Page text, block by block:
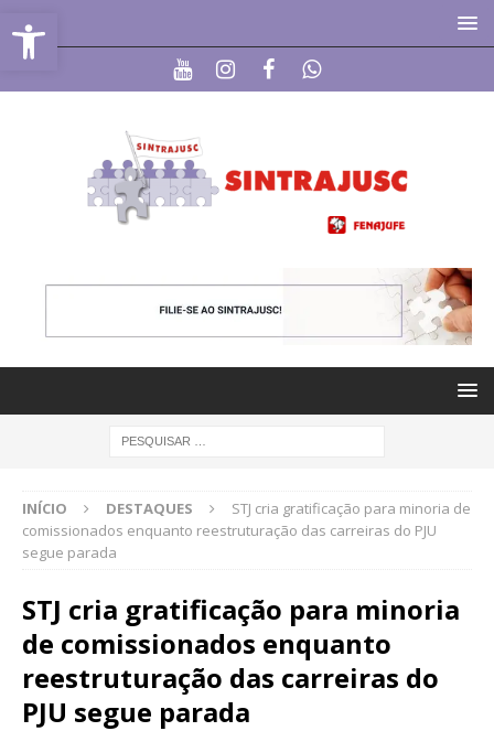
Abrir a barra de ferramentas
INÍCIO DESTAQUES
STJ cria gratificação para minoria de
comissionados enquanto reestruturação das carreiras do PJU
segue parada
STJ cria gratificação para minoria
de comissionados enquanto
reestruturação das carreiras do
PJU segue parada